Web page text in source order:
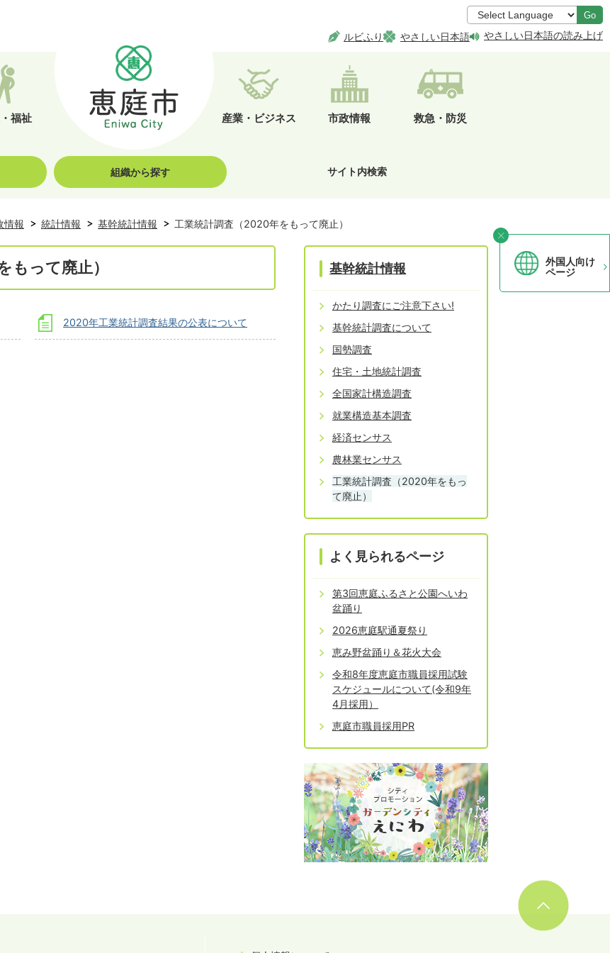
Go
ルビふり やさしい日本語 やさしい日本語の読み上げ
福祉 産業・ビジネス 市政情報 救急・防災
組織から探す サイト内検索
外国人向け
ページ
情報 統計情報 基幹統計情報 工業統計調査（2020年をもって廃止）
もって廃止）
2020年工業統計調査結果の公表について
基幹統計情報
かたり調査にご注意下さい!
基幹統計調査について
国勢調査
住宅・土地統計調査
全国家計構造調査
就業構造基本調査
経済センサス
農林業センサス
工業統計調査（2020年をもっ
て廃止）
よく見られるページ
第3回恵庭ふるさと公園へいわ
盆踊り
2026恵庭駅通夏祭り
恵み野盆踊り＆花火大会
令和8年度恵庭市職員採用試験
スケジュールについて(令和9年
4月採用）
恵庭市職員採用PR